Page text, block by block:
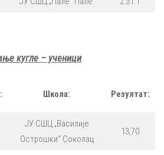
кугле – ученици
Школа: Резултат:
ЈУ СШЦ „Василије
Острошки“ Соколац
13,70